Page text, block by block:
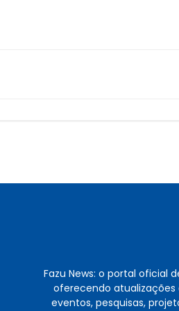
Fazu News: o portal oficial
oferecendo atualizações
eventos, pesquisas,